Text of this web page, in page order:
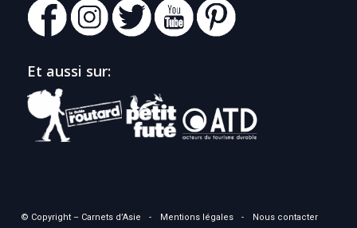
Et aussi sur:
© Copyright – Carnets d’Asie Mentions légales Nous contacter